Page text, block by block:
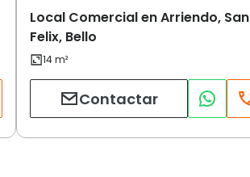
Local Comercial en Arriendo, San
Felix, Bello
Contactar